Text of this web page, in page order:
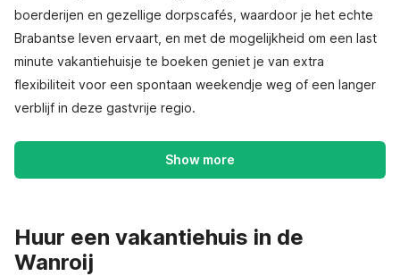
boerderijen en gezellige dorpscafés, waardoor je het echte
Brabantse leven ervaart, en met de mogelijkheid om een last
minute vakantiehuisje te boeken geniet je van extra
flexibiliteit voor een spontaan weekendje weg of een langer
verblijf in deze gastvrije regio.
Show more
Huur een vakantiehuis in de
Wanroij